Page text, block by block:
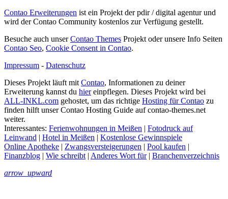
Contao Erweiterungen ist ein Projekt der pdir / digital agentur und
wird der Contao Community kostenlos zur Verfügung gestellt.
Besuche auch unserContao Themes Projekt oder unsere Info Seiten
Contao Seo, Cookie Consent in Contao.
Impressum - Datenschutz
Dieses Projekt läuft mit Contao, Informationen zu deiner
Erweiterung kannst du hiereinpflegen. Dieses Projekt wird bei
ALL-INKL.com gehostet, um das richtige Hosting für Contao zu
finden hilft unser Contao Hosting Guide auf contao-themes.net
weiter.
Interessantes: Ferienwohnungen in Meißen | Fotodruck auf
Leinwand | Hotel in Meißen | Kostenlose Gewinnspiele
Online Apotheke | Zwangsversteigerungen | Pool kaufen |
Finanzblog | Wie schreibt | Anderes Wort für| Branchenverzeichnis
arrow_upward